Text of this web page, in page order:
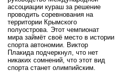
ассоциации кураш за решение
проводить соревнования на
территории Крымского
полуострова. Этот чемпионат
мира займёт своё место в истории
спорта автономии. Виктор
Плакида подчеркнул, что нет
никаких сомнений, что этот вид
спорта станет олимпийским.